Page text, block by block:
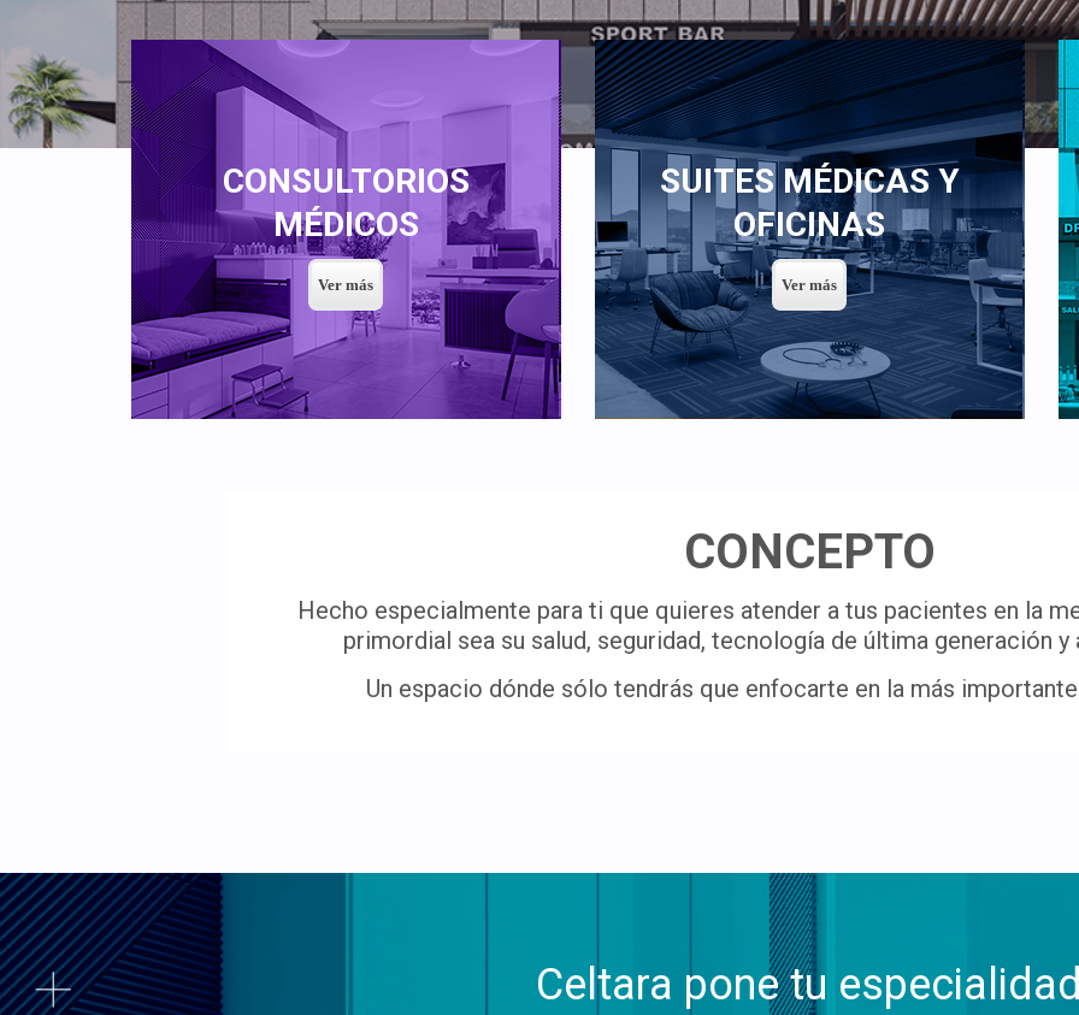
CONSULTORIOS
MÉDICOS
SUITES MÉDICAS Y
OFICINAS
CONCEPTO
Hecho especialmente para ti que quieres atender a tus pacientes en la
primordial sea su salud, seguridad, tecnología de última generación
Un espacio dónde sólo tendrás que enfocarte en la más
Celtara pone tu